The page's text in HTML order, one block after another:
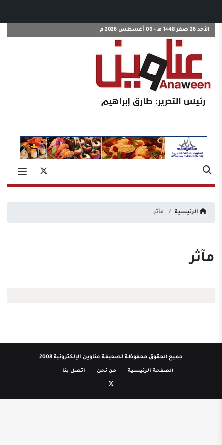
الأحد 26 صفر 1448 هـ - 09 أغسطس 2026 م
الرئيسية مآثر
مآثر
جميع الحقوق محفوظة لصحيفة عناوين الإلكترونية 2008
الصفحة الرئيسية من نحن اتصل بنا –